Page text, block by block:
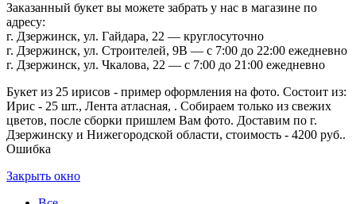
Заказанный букет вы можете забрать у нас в магазине по
адресу:
г. Дзержинск, ул. Гайдара, 22 — круглосуточно
г. Дзержинск, ул. Строителей, 9В — с 7:00 до 22:00 ежедневно
г. Дзержинск, ул. Чкалова, 22 — с 7:00 до 21:00 ежедневно
Букет из 25 ирисов - пример оформления на фото. Состоит из:
Ирис - 25 шт., Лента атласная, . Собираем только из свежих
цветов, после сборки пришлем Вам фото. Доставим по г.
Дзержинску и Нижегородской области, стоимость - 4200 руб..
Ошибка
Закрыть окно